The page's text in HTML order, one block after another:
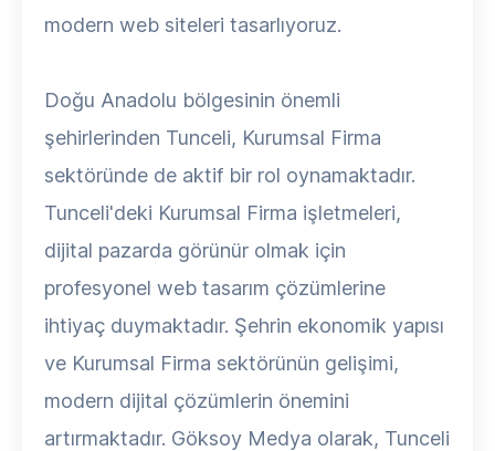
modern web siteleri tasarlıyoruz.
Doğu Anadolu bölgesinin önemli
şehirlerinden Tunceli, Kurumsal Firma
sektöründe de aktif bir rol oynamaktadır.
Tunceli'deki Kurumsal Firma işletmeleri,
dijital pazarda görünür olmak için
profesyonel web tasarım çözümlerine
ihtiyaç duymaktadır. Şehrin ekonomik yapısı
ve Kurumsal Firma sektörünün gelişimi,
modern dijital çözümlerin önemini
artırmaktadır. Göksoy Medya olarak, Tunceli